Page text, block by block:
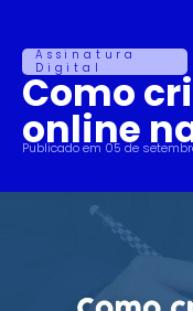
Assinatura
Digital
Como
online
Publicado em 05 de